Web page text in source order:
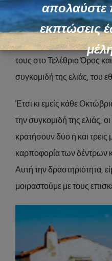
μας ξεκινάνε την
ασχολούνται με το ψάρεμα
ετοιμάζουν τα εργαλεία
τους στο Τελέθριο Όρος
συγκομιδή της ελιάς, του
Έτσι κι εμείς κάθε
την συγκομιδή της ελιάς,
κρατήσουν δύο ή και τρεις
καρποφορία των δέντρων
Αυτή την δραστηριότητα,
μοιραστούμε με τους
απολαύστε
εκπτώσεις